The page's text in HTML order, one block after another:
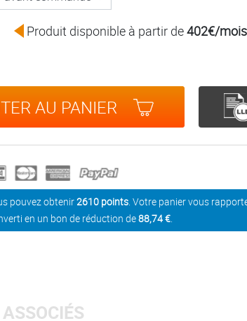
Produit disponible à partir de402€/mois
AU PANIER
pouvez obtenir2610 points. Votre panier vous
en un bon de réduction de88,74 €.